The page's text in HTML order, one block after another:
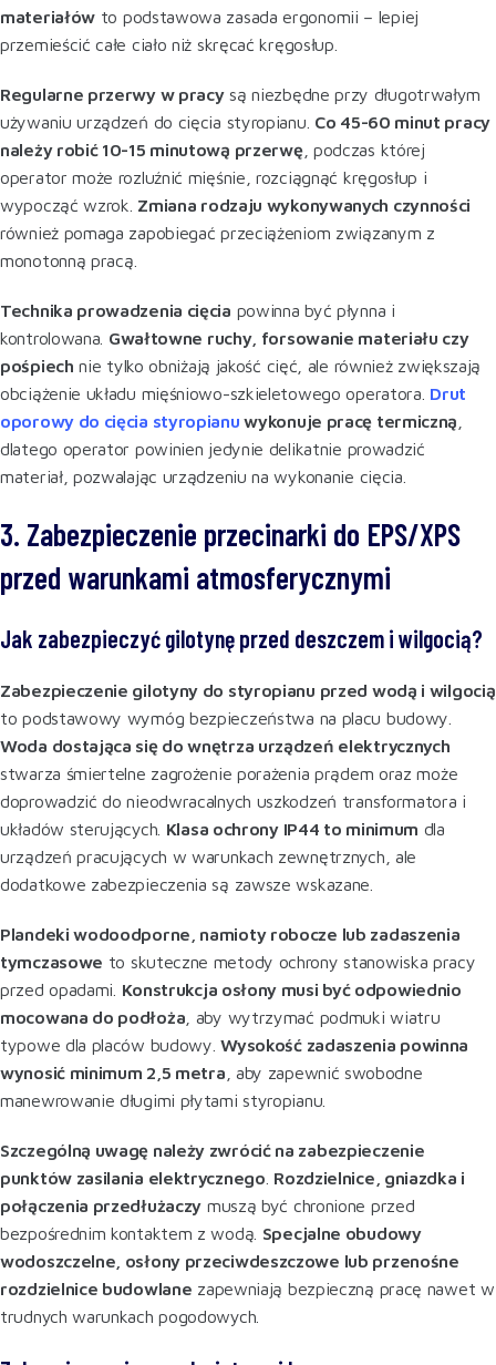
materiałów to podstawowa zasada ergonomii – lepiej
przemieścić całe ciało niż skręcać kręgosłup
Regularne przerwy w pracysą niezbędne przy długotrwałym
używaniu urządzeń do cięcia styropianu. Co 45-60 minut pracy
należy robić 10-15 minutową przerwę, podczas której
operator może rozluźnić mięśnie, rozciągnąć kręgosłup i
wypocząć wzrok. Zmiana rodzaju wykonywanych czynności
również pomaga zapobiegać przeciążeniom związanym z
monotonną pracą
Technika prowadzenia cięcia powinna być płynna i
kontrolowana. Gwałtowne ruchy, forsowanie materiału czy
pośpiech nie tylko obniżają jakość cięć, ale również zwiększają
obciążenie układu mięśniowo-szkieletowego operatora. Drut
oporowy do cięcia styropianu wykonuje pracę termiczną
dlatego operator powinien jedynie delikatnie prowadzić
materiał, pozwalając urządzeniu na wykonanie cięcia.
3. Zabezpieczenie przecinarki do EPS/XPS
przed warunkami atmosferycznymi
Jak zabezpieczyć gilotynę przed deszczem i wilgocią?
Zabezpieczenie gilotyny do styropianu przed wodą i wilgocią
to podstawowy wymóg bezpieczeństwa na placu budowy.
Woda dostająca się do wnętrza urządzeń elektrycznych
stwarza śmiertelne zagrożenie porażenia prądem oraz może
doprowadzić do nieodwracalnych uszkodzeń transformatora i
układów sterujących Klasa ochrony IP44 to minimum dla
urządzeń pracujących w warunkach zewnętrznych, ale
dodatkowe zabezpieczenia są zawsze wskazane
Plandeki wodoodporne, namioty robocze lub zadaszenia
tymczasowe to skuteczne metody ochrony stanowiska pracy
przed opadami. Konstrukcja osłony musi być odpowiednio
mocowana do podłoża , aby wytrzymać podmuki wiatru
typowe dla placów budowy.Wysokość zadaszenia powinna
wynosić minimum 2,5 metra , aby zapewnić swobodne
manewrowanie długimi płytami styropianu
Szczególną uwagę należy zwrócić na zabezpieczenie
punktów zasilania elektrycznego Rozdzielnice, gniazdka i
połączenia przedłużaczy muszą być chronione przed
bezpośrednim kontaktem z wodą. Specjalne obudowy
wodoszczelne, osłony przeciwdeszczowe lub przenośne
rozdzielnice budowlane zapewniają bezpieczną pracę nawet w
trudnych warunkach pogodowych.